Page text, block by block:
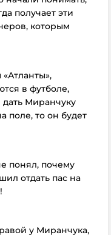
получает эти
которым
в футболе,
дать Миранчуку
поле, то он будет
понял, почему
отдать пас на
у Миранчука,